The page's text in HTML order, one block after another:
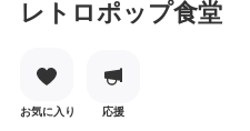
レトロポップ食堂
お気に入り 応援